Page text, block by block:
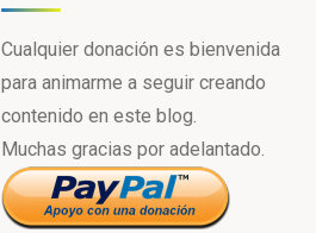
Cualquier donación es bienvenida
para animarme a seguir creando
contenido en este blog.
Muchas gracias por adelantado.